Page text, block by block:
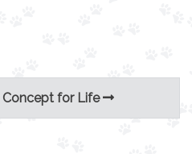
Concept for Life